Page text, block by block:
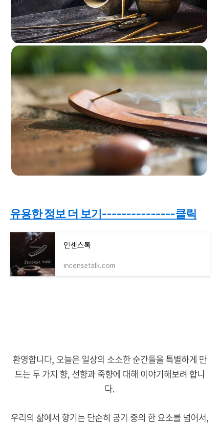
유용한 정보 더 보기---------------클릭
인센스톡
incensetalk.com
환영합니다, 오늘은 일상의 소소한 순간들을 특별하게 만
드는 두 가지 향, 선향과 죽향에 대해 이야기해보려 합니
다.
우리의 삶에서 향기는 단순히 공기 중의 한 요소를 넘어서,